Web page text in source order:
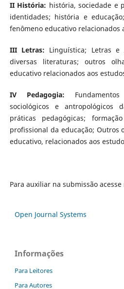
II História: história, sociedade e
identidades; história e
fenômeno educativo relacionados
III Letras: Linguística; Letras
diversas literaturas; outros
educativo relacionados aos
IV Pedagogia:
sociológicos e antropológicos
práticas pedagógicas;
profissional da educação; Outros
educativo, relacionados aos
Para auxiliar na submissão acesse
Open Journal Systems
Informações
Para Leitores
Para Autores